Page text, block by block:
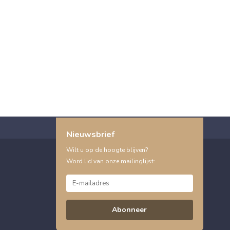
Nieuwsbrief
Wilt u op de hoogte blijven?
Word lid van onze mailinglijst:
Abonneer